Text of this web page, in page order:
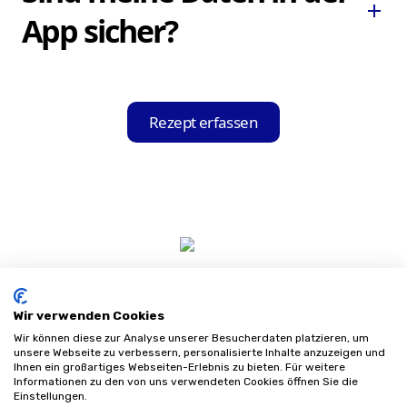
Tablet immer parat.
ausgewählte Sanitätshaus übertragen.
App sicher?
add
eine sichere und rechtlich einwandfreie
Übertragung und Verarbeitung Ihrer Daten
Rezept erfassen
Wir verwenden Cookies
Wir können diese zur Analyse unserer Besucherdaten platzieren, um
unsere Webseite zu verbessern, personalisierte Inhalte anzuzeigen und
Ihnen ein großartiges Webseiten-Erlebnis zu bieten. Für weitere
Informationen zu den von uns verwendeten Cookies öffnen Sie die
Einstellungen.